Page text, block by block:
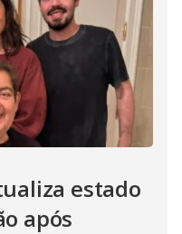
estado
após